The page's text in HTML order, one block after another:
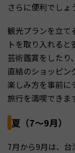
さらに便利でしょ
観光プランを立て
トを取り入れる
芸術鑑賞をしたり
直結のショッピン
楽しみ方を事前に
旅行を満喫できま
夏（7～9月）
7月から9月は、